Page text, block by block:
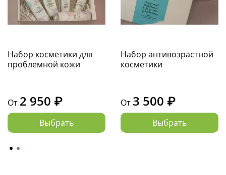
Набор косметики для
проблемной кожи
От 2 950 ₽
Выбрать
Набор антивозрастной
косметики
От 3 500 ₽
Выбрать